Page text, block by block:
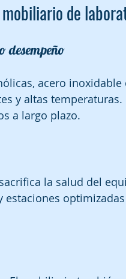
de
desempeño
acero
y altas
a largo plazo.
la salud del
estaciones